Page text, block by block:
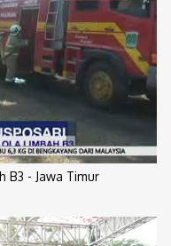
B3 - Jawa Timur